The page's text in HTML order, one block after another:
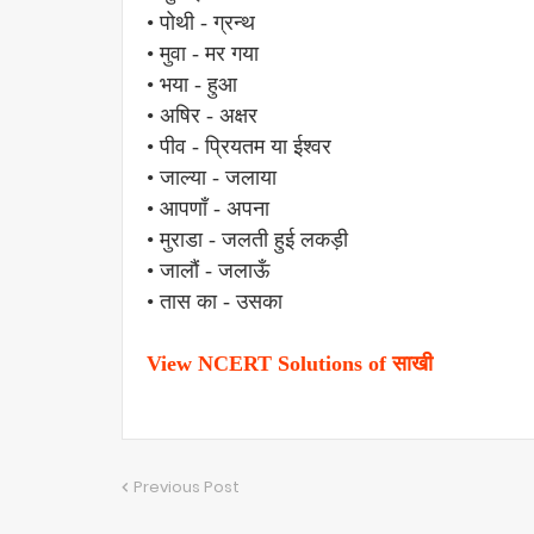
• पोथी - ग्रन्थ
• मुवा - मर गया
• भया - हुआ
• अषिर - अक्षर
• पीव - प्रियतम या ईश्वर
• जाल्या - जलाया
• आपणाँ - अपना
• मुराडा - जलती हुई लकड़ी
• जालौं - जलाऊँ
• तास का - उसका
View NCERT Solutions of साखी
Previous Post